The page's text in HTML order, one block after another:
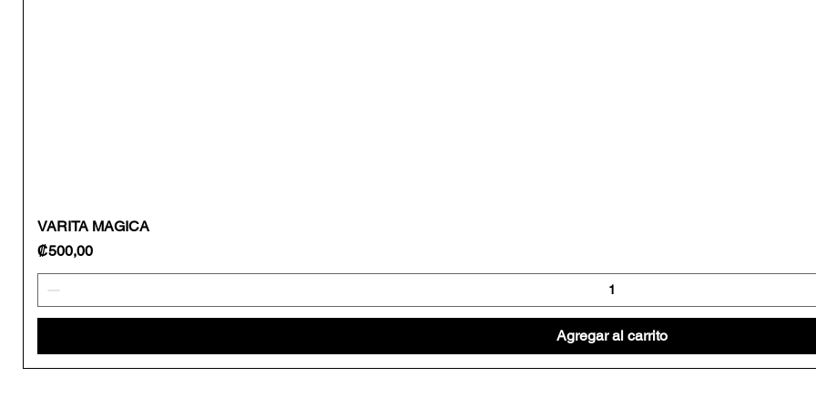
VARITA MAGICA
Precio
₡500,00
Agregar al carrito